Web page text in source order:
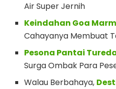
Air Super Jernih
Keindahan Goa
Cahayanya Membuat
Pesona Pantai
Surga Ombak Para
Walau Berbahaya,